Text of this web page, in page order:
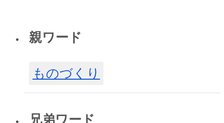
親ワード
ものづくり
兄弟ワード